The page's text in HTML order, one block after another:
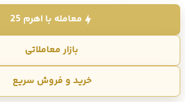
معامله با اهرم 25
بازار معاملاتی
خرید و فروش سریع